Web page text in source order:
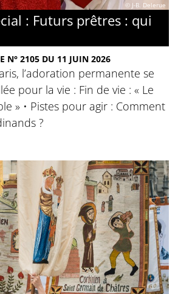
© J-B. Delerue
: Futurs prêtres : qui
N° 2105 DU 11 JUIN 2026
l’adoration permanente se
pour la vie : Fin de vie : « Le
» • Pistes pour agir : Comment
?